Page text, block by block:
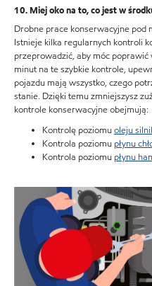
10. Miej oko na to, co jest w
Drobne prace konserwacyjne pod
Istnieje kilka regularnych kontroli
przeprowadzić, aby móc
minut na te szybkie kontrole,
pojazdu mają wszystko, czego
stanie. Dzięki temu zmniejszysz
kontrole konserwacyjne obejmują:
Kontrolę poziomuoleju
Kontrola poziomu płynu
Kontrola poziomu płynu